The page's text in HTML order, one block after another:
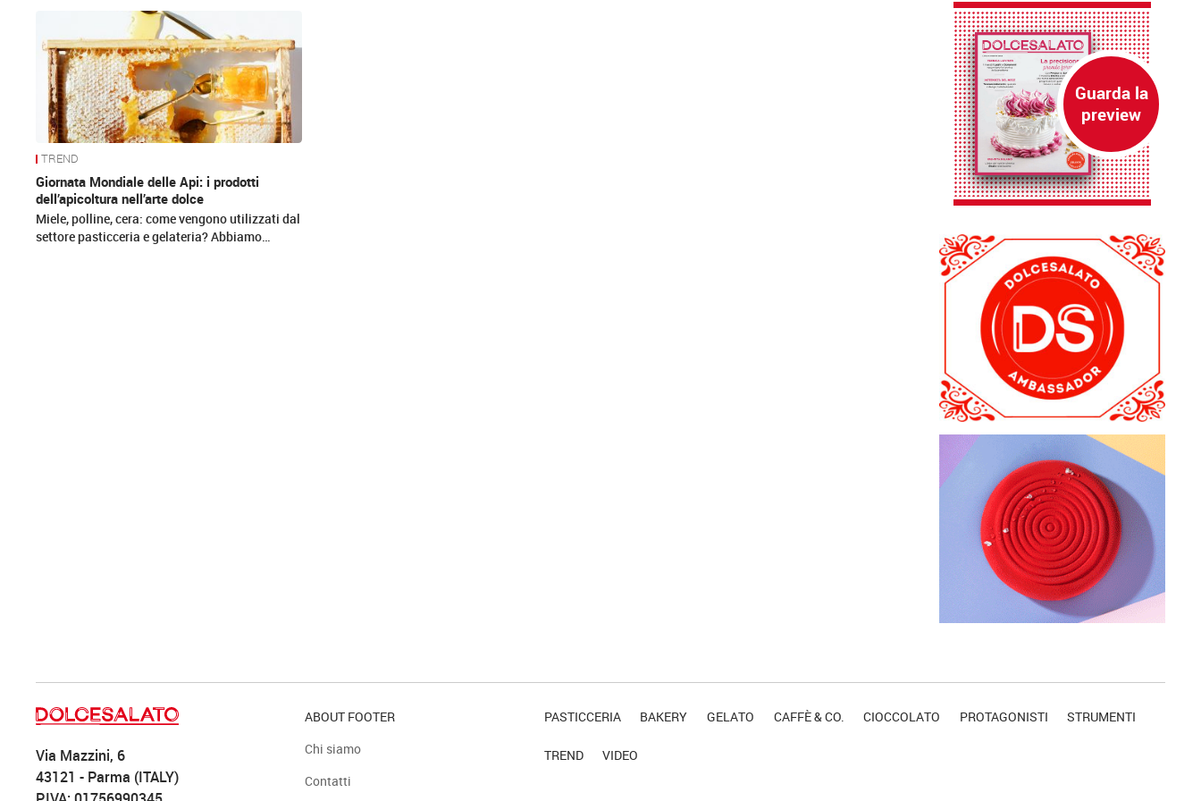
TREND
Giornata Mondiale delle Api: i prodotti
dell’apicoltura nell’arte dolce
Miele, polline, cera: come vengono utilizzati dal
settore pasticceria e gelateria? Abbiamo…
Via Mazzini, 6
43121 - Parma (ITALY)
ABOUT FOOTER
Chi siamo
Contatti
PASTICCERIA BAKERY GELATO CAFFÈ & CO. CIOCCOLATO PROTAGONISTI STRUMENTI
TREND VIDEO